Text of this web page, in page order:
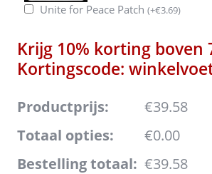
Unite for Peace Patch (+€3.69)
Krijg 10% korting boven
Kortingscode:
Productprijs:
€39.58
Totaal opties:
€0.00
Bestelling totaal: €39.58